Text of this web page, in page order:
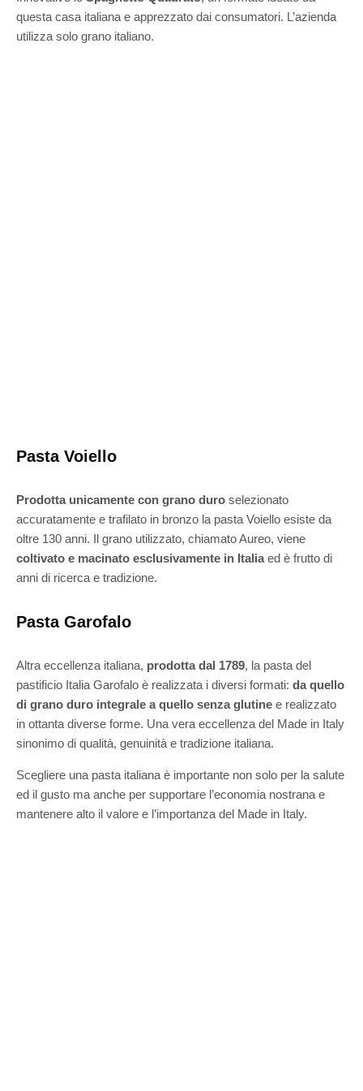
questa casa italiana e apprezzato dai consumatori. L’azienda
utilizza solo grano italiano.
Pasta Voiello
Prodotta unicamente con grano duro selezionato
accuratamente e trafilato in bronzo la pasta Voiello esiste da
oltre 130 anni. Il grano utilizzato, chiamato Aureo, viene
coltivato e macinato esclusivamente in Italiaed è frutto di
anni di ricerca e tradizione.
Pasta Garofalo
Altra eccellenza italiana, prodotta dal 1789, la pasta del
pastificio Italia Garofalo è realizzata i diversi formati: da quello
di grano duro integrale a quello senza glutine e realizzato
in ottanta diverse forme. Una vera eccellenza del Made in Italy
sinonimo di qualità, genuinità e tradizione italiana.
Scegliere una pasta italiana è importante non solo per la salute
ed il gusto ma anche per supportare l’economia nostrana e
mantenere alto il valore e l’importanza del Made in Italy.